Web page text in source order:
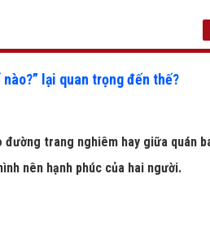
lại quan trọng đến thế?
trang nghiêm hay giữa quán
nên hạnh phúc của hai người.